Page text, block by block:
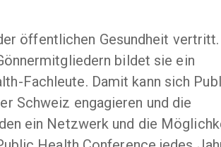
öffentlichen Gesundheit
bildet sie ein
Fachleute. Damit kann sich
Schweiz engagieren und die
ein Netzwerk und die